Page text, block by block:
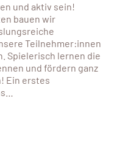
und aktiv sein!
bauen wir
Teilnehmer:innen
Spielerisch lernen die
und fördern ganz
Ein erstes